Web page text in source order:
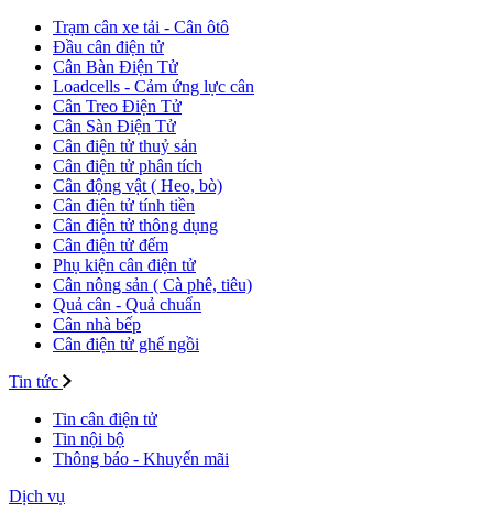
Trạm cân xe tải - Cân ôtô
Đầu cân điện tử
Cân Bàn Điện Tử
Loadcells - Cảm ứng lực cân
Cân Treo Điện Tử
Cân Sàn Điện Tử
Cân điện tử thuỷ sản
Cân điện tử phân tích
Cân động vật ( Heo, bò)
Cân điện tử tính tiền
Cân điện tử thông dụng
Cân điện tử đếm
Phụ kiện cân điện tử
Cân nông sản ( Cà phê, tiêu)
Quả cân - Quả chuẩn
Cân nhà bếp
Cân điện tử ghế ngồi
Tin tức
Tin cân điện tử
Tin nội bộ
Thông báo - Khuyến mãi
Dịch vụ